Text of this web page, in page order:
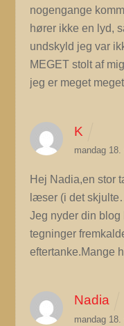
nogengange
hører ikke en lyd,
undskyld jeg var
MEGET stolt af
jeg er meget
K
mandag
Hej Nadia,en stor
læser (i det
Jeg nyder din blog
tegninger
eftertanke.Mange
Nadia
mandag